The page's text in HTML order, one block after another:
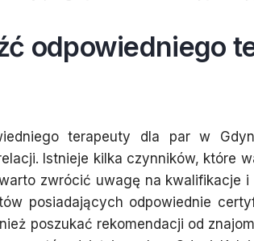
odpowiedniego
terapeuty dla par w
Istnieje kilka czynników, które
zwrócić uwagę na kwalifikacje
posiadających odpowiednie
poszukać rekomendacji od